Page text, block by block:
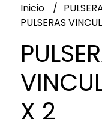
Inicio
PULSERAS
X 2